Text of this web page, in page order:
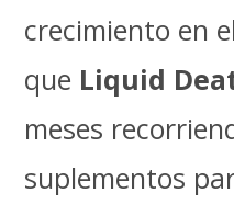
crecimiento en
que Liquid
meses
suplementos